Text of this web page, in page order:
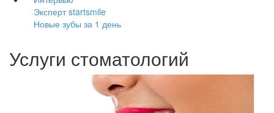
Эксперт startsmile
Новые зубы за 1 день
Услуги стоматологий